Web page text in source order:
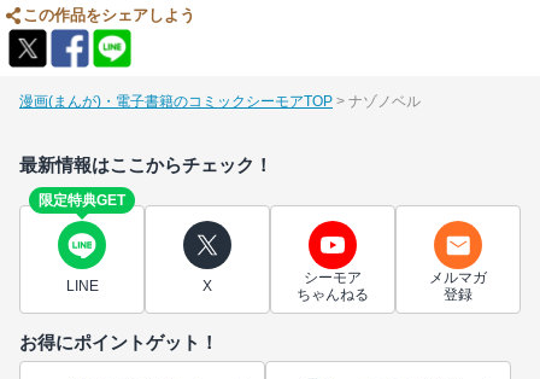
この作品をシェアしよう
漫画(まんが)・電子書籍のコミックシーモアTOP ナゾノベル
最新情報はここからチェック！
限定特典GET
LINE X
シーモア
ちゃんねる
メルマガ
登録
お得にポイントゲット！